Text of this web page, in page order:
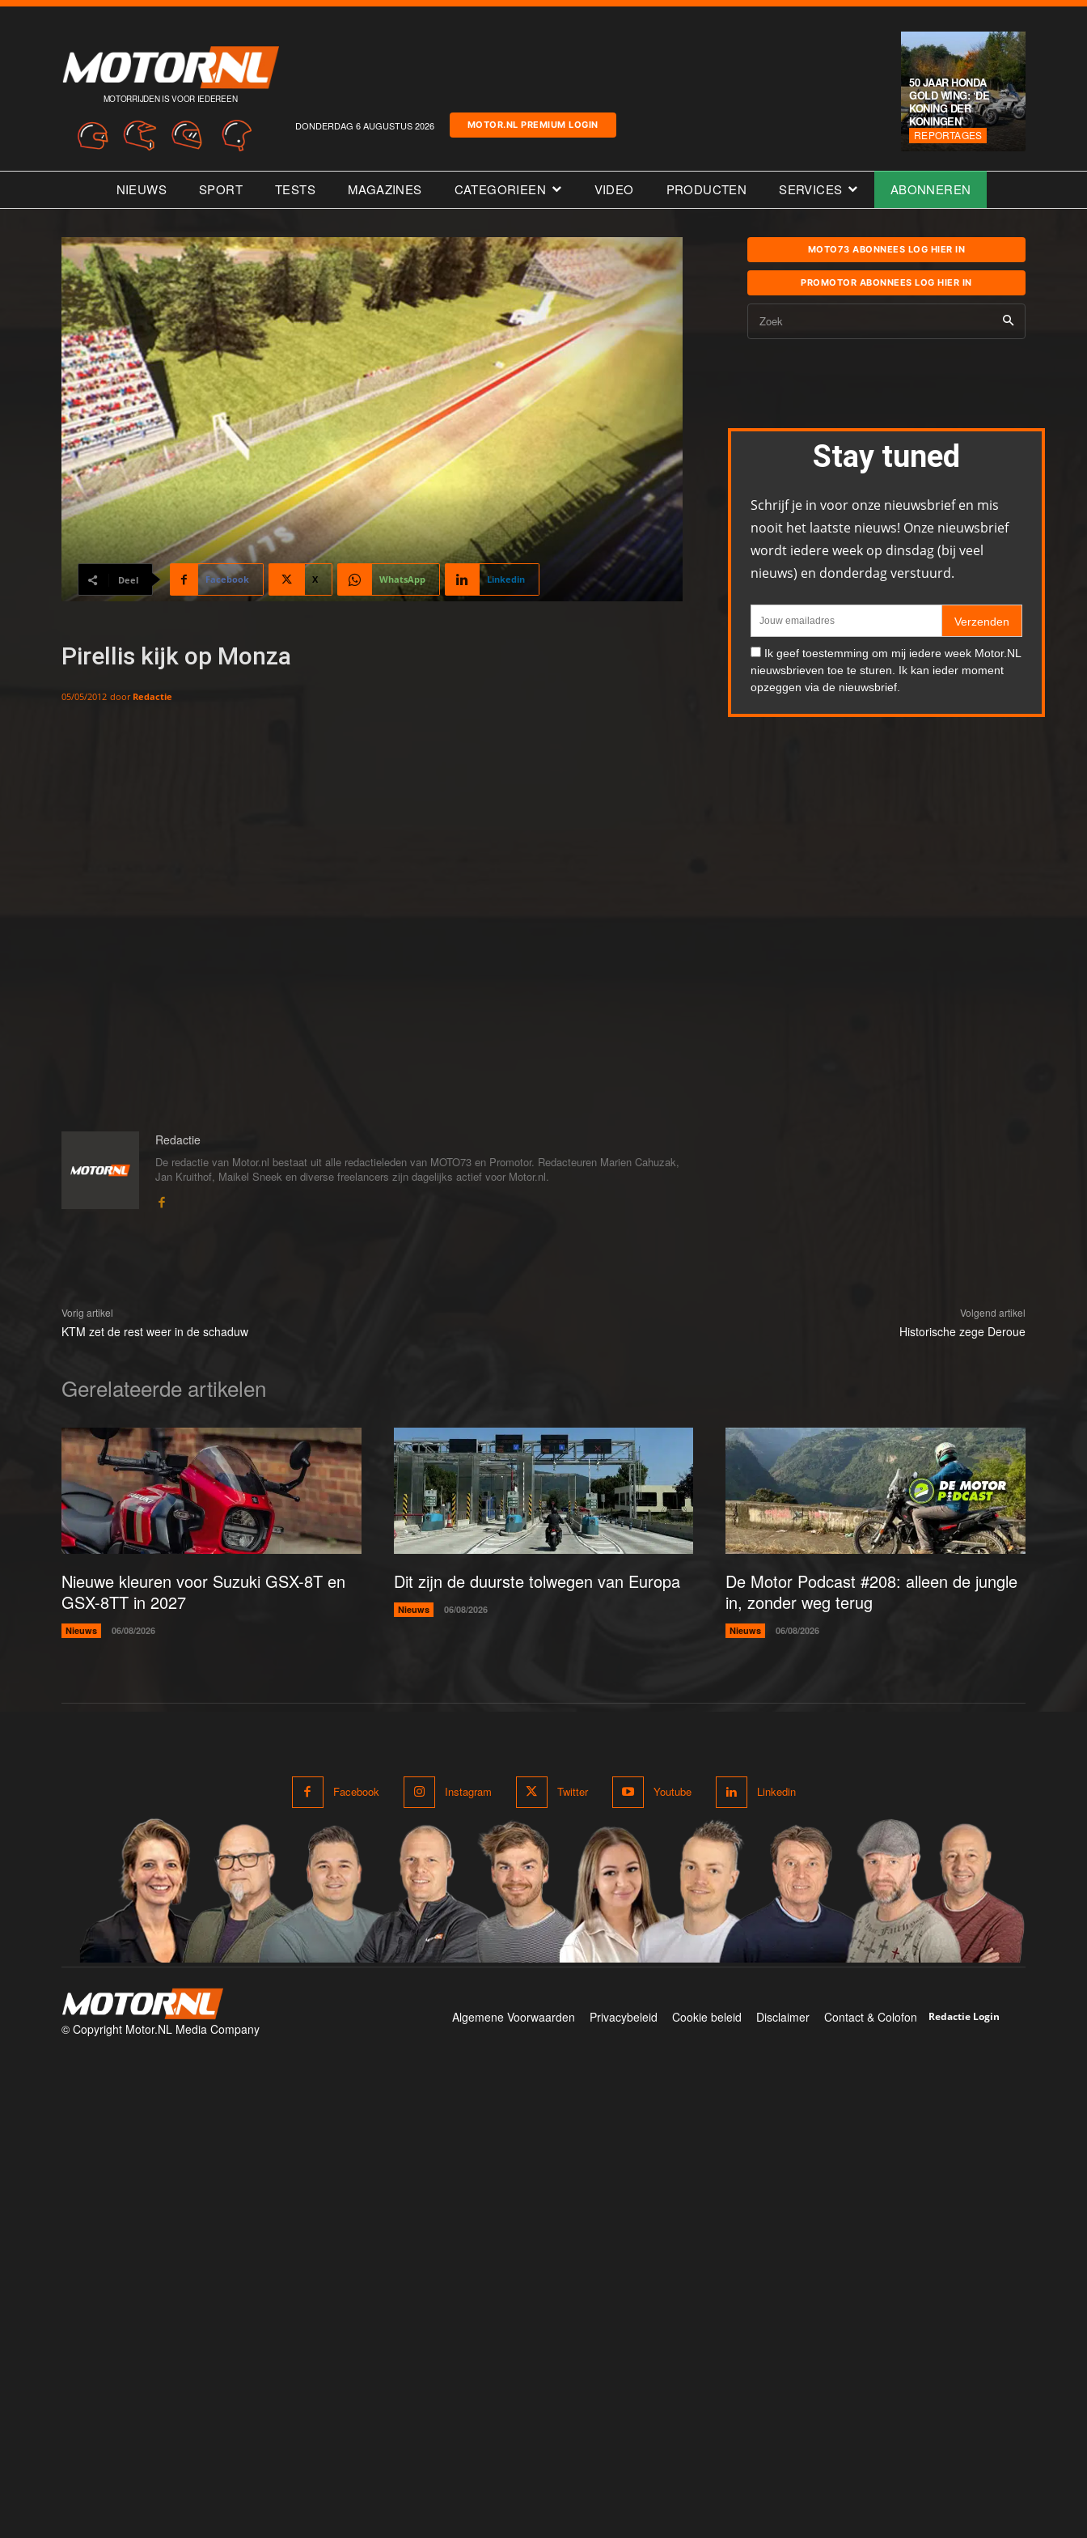
MOTORRIJDEN IS VOOR IEDEREEN
DONDERDAG 6 AUGUSTUS 2026 MOTOR.NL PREMIUM LOGIN
50 JAAR HONDA
GOLD WING: ‘DE
KONING DER
KONINGEN’
REPORTAGES
NIEUWS SPORT TESTS MAGAZINES CATEGORIEEN VIDEO PRODUCTEN SERVICES ABONNEREN
Deel Facebook X WhatsApp Linkedin
Pirellis kijk op Monza
05/05/2012 door Redactie
Redactie
De redactie van Motor.nl bestaat uit alle redactieleden van MOTO73 en Promotor. Redacteuren Marien Cahuzak,
Jan Kruithof, Maikel Sneek en diverse freelancers zijn dagelijks actief voor Motor.nl.
MOTO73 ABONNEES LOG HIER IN
PROMOTOR ABONNEES LOG HIER IN
Zoek
Stay tuned
Schrijf je in voor onze nieuwsbrief en mis
nooit het laatste nieuws! Onze nieuwsbrief
wordt iedere week op dinsdag (bij veel
nieuws) en donderdag verstuurd.
Verzenden
Ik geef toestemming om mij iedere week Motor.NL
nieuwsbrieven toe te sturen. Ik kan ieder moment
opzeggen via de nieuwsbrief.
Vorig artikel
KTM zet de rest weer in de schaduw
Volgend artikel
Historische zege Deroue
Gerelateerde artikelen
Nieuwe kleuren voor Suzuki GSX-8T en
GSX-8TT in 2027
Nieuws 06/08/2026
Dit zijn de duurste tolwegen van Europa
Nieuws 06/08/2026
De Motor Podcast #208: alleen de jungle
in, zonder weg terug
Nieuws 06/08/2026
Facebook Instagram Twitter Youtube Linkedin
© Copyright Motor.NL Media Company
Algemene Voorwaarden Privacybeleid Cookie beleid Disclaimer Contact & Colofon Redactie Login